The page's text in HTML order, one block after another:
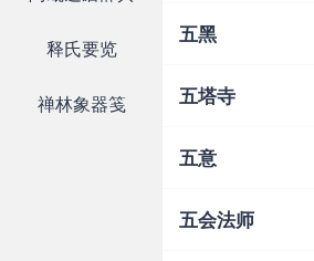
释氏要览
禅林象器笺
五黑
五塔寺
五意
五会法师